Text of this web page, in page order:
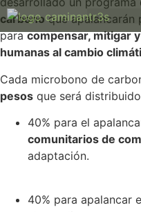
carbonoque apalancarán
paracompensar, mitigar
humanas al cambio
Cada microbono de
pesos que será
40% para el
comunitarios de
adaptación.
40% para apalancar